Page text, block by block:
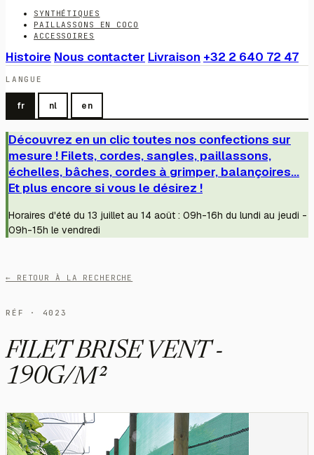
SYNTHÉTIQUES
PAILLASSONS EN COCO
ACCESSOIRES
Histoire Nous contacter Livraison +32 2 640 72 47
LANGUE
fr nl en
Découvrez en un clic toutes nos confections sur
mesure ! Filets, cordes, sangles, paillassons,
échelles, bâches, cordes à grimper, balançoires...
Et plus encore si vous le désirez !
Horaires d'été du 13 juillet au 14 août : 09h-16h du lundi au jeudi -
09h-15h le vendredi
← RETOUR À LA RECHERCHE
RÉF · 4023
FILET BRISE VENT -
190G/M²